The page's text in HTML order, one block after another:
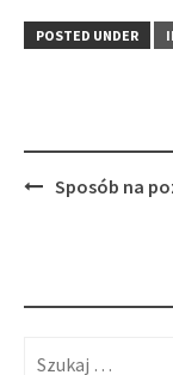
POSTED UNDER
PostSposób na